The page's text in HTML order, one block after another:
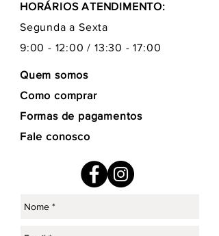
HORÁRIOS ATENDIMENTO:
Segunda a Sexta
9:00 - 12:00 / 13:30 - 17:00
Quem somos
Como comprar
Formas de pagamentos
Fale conosco